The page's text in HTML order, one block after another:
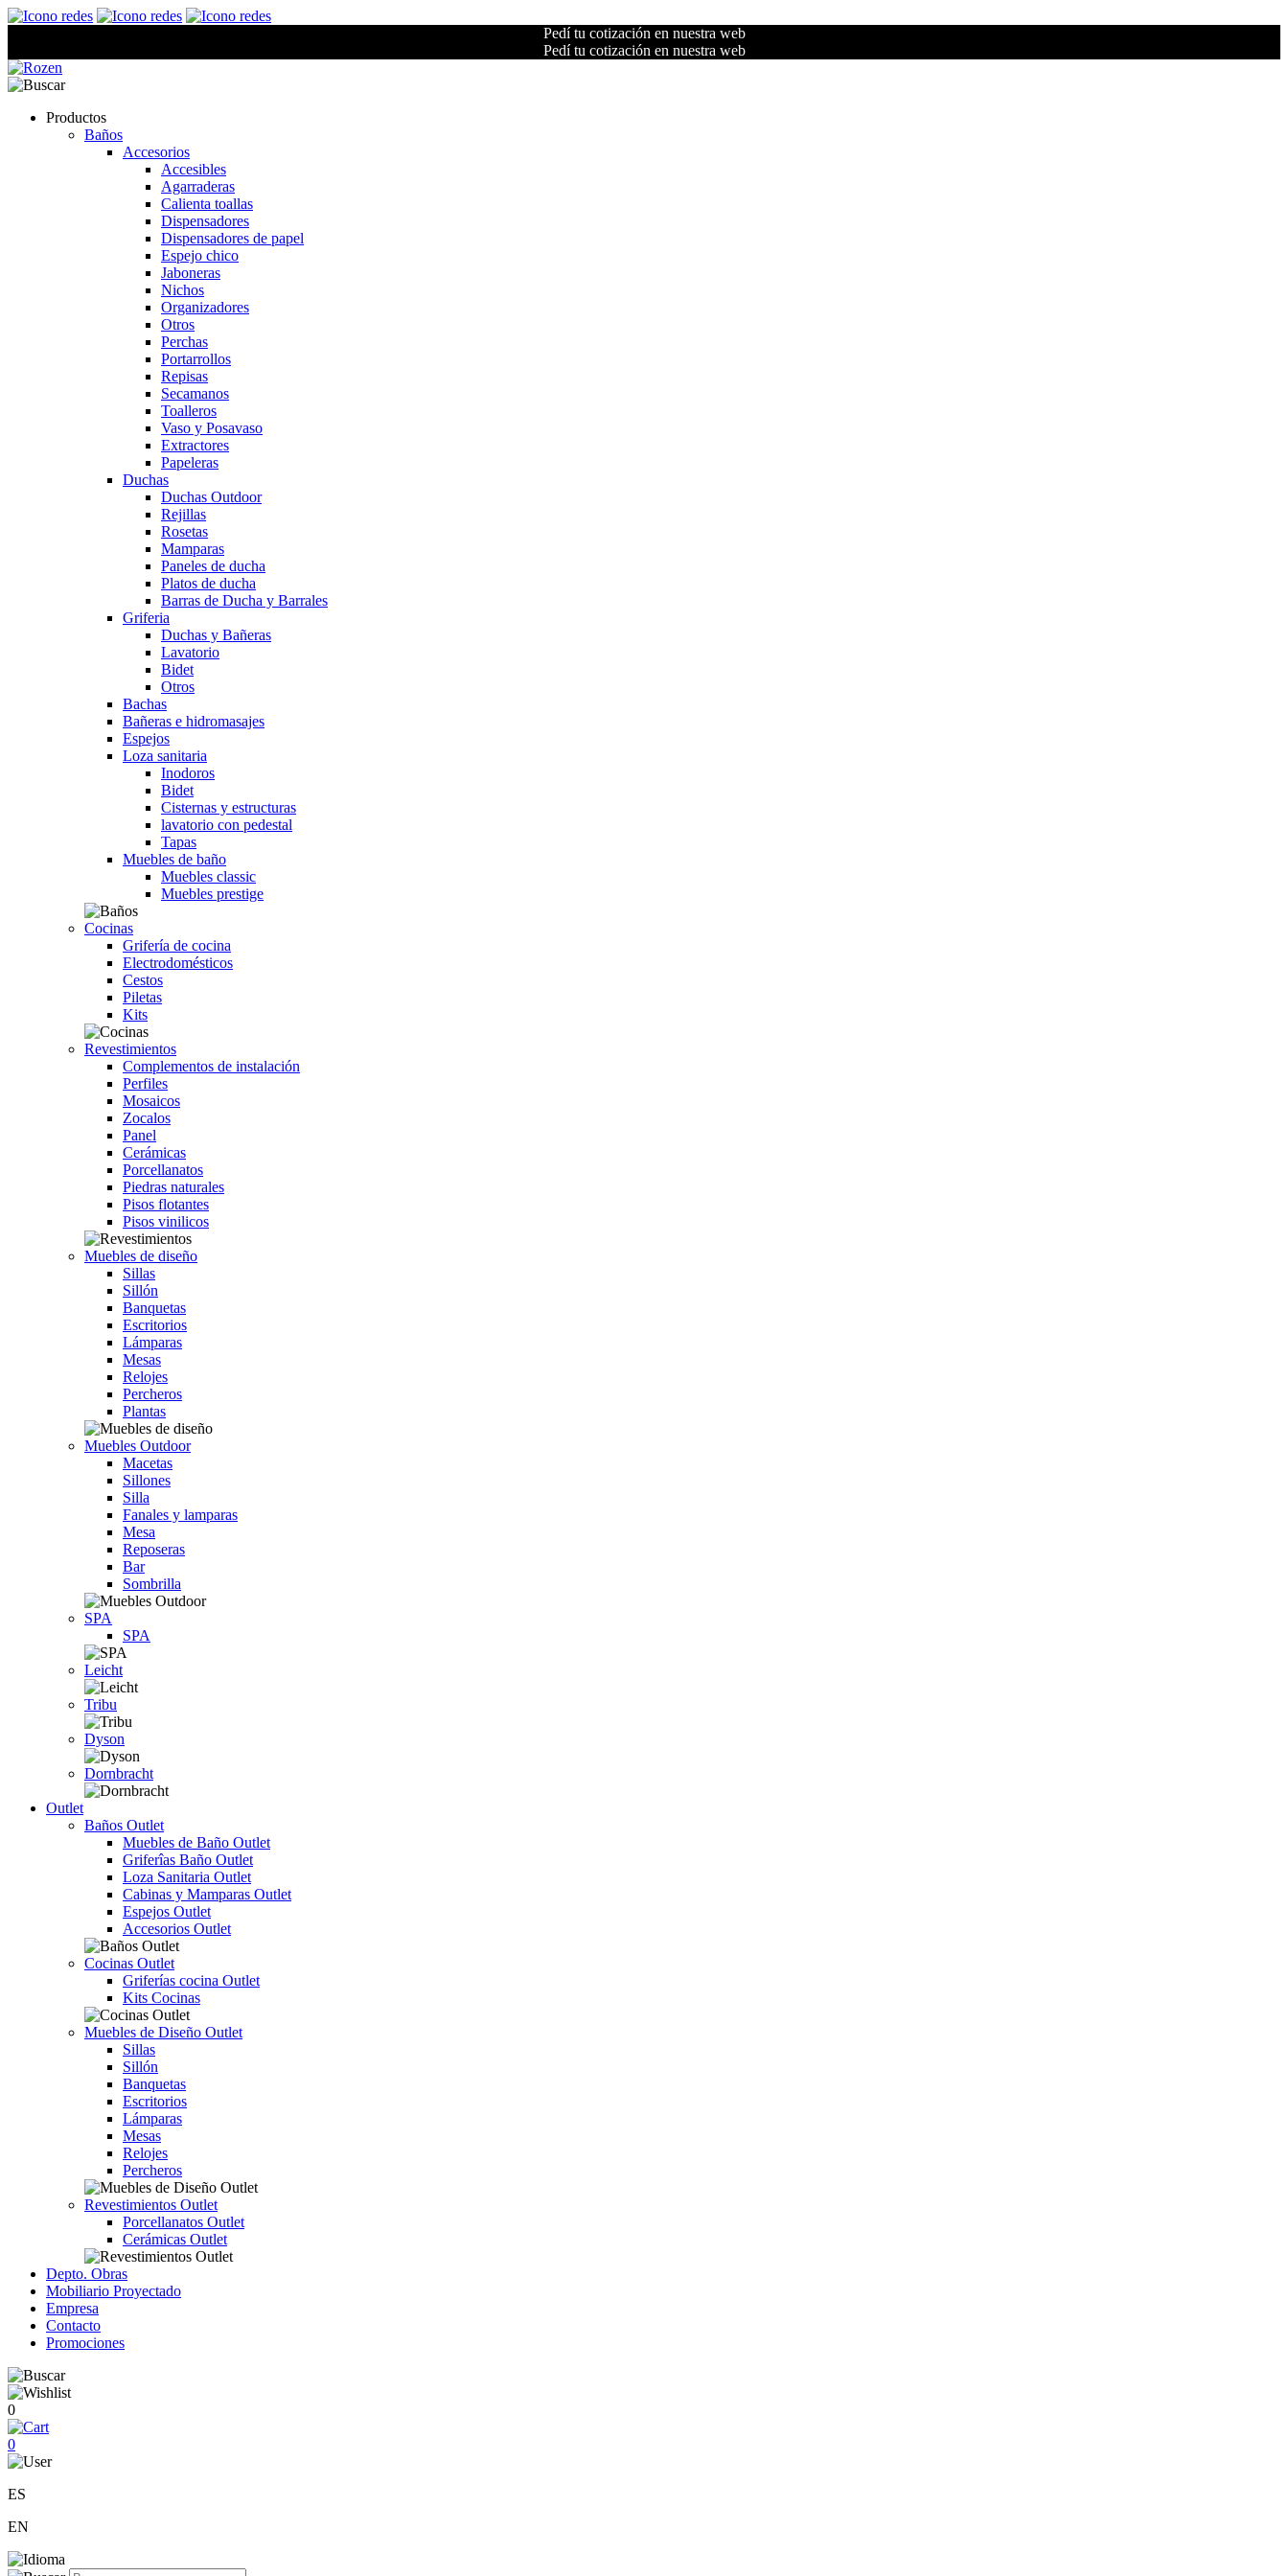
Pedí tu cotización en nuestra web
Pedí tu cotización en nuestra web
Productos
Baños
Accesorios
Accesibles
Agarraderas
Calienta toallas
Dispensadores
Dispensadores de papel
Espejo chico
Jaboneras
Nichos
Organizadores
Otros
Perchas
Portarrollos
Repisas
Secamanos
Toalleros
Vaso y Posavaso
Extractores
Papeleras
Duchas
Duchas Outdoor
Rejillas
Rosetas
Mamparas
Paneles de ducha
Platos de ducha
Barras de Ducha y Barrales
Griferia
Duchas y Bañeras
Lavatorio
Bidet
Otros
Bachas
Bañeras e hidromasajes
Espejos
Loza sanitaria
Inodoros
Bidet
Cisternas y estructuras
lavatorio con pedestal
Tapas
Muebles de baño
Muebles classic
Muebles prestige
Cocinas
Grifería de cocina
Electrodomésticos
Cestos
Piletas
Kits
Revestimientos
Complementos de instalación
Perfiles
Mosaicos
Zocalos
Panel
Cerámicas
Porcellanatos
Piedras naturales
Pisos flotantes
Pisos vinilicos
Muebles de diseño
Sillas
Sillón
Banquetas
Escritorios
Lámparas
Mesas
Relojes
Percheros
Plantas
Muebles Outdoor
Macetas
Sillones
Silla
Fanales y lamparas
Mesa
Reposeras
Bar
Sombrilla
SPA
SPA
Leicht
Tribu
Dyson
Dornbracht
Outlet
Baños Outlet
Muebles de Baño Outlet
Griferîas Baño Outlet
Loza Sanitaria Outlet
Cabinas y Mamparas Outlet
Espejos Outlet
Accesorios Outlet
Cocinas Outlet
Griferías cocina Outlet
Kits Cocinas
Muebles de Diseño Outlet
Sillas
Sillón
Banquetas
Escritorios
Lámparas
Mesas
Relojes
Percheros
Revestimientos Outlet
Porcellanatos Outlet
Cerámicas Outlet
Depto. Obras
Mobiliario Proyectado
Empresa
Contacto
Promociones
0
0
ES
EN